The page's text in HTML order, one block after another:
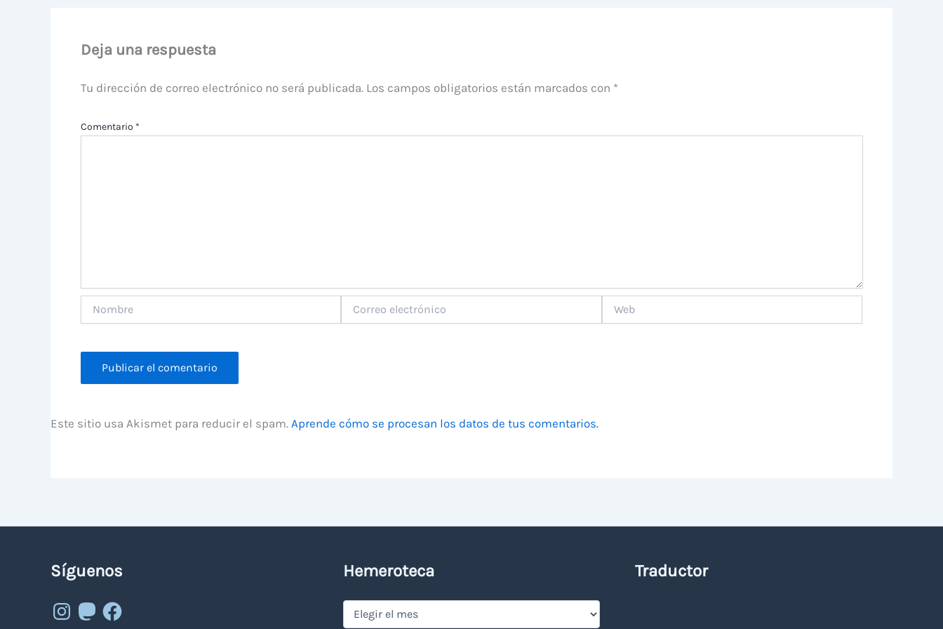
Deja una respuesta
Tu dirección de correo electrónico no será publicada. Los campos obligatorios están marcados con *
Comentario *
electrónico
Este sitio usa Akismet para reducir el spam. Aprende cómo se procesan los datos de tus comentarios.
Síguenos
Instagram
MastodonFacebook
Hemeroteca
Hemeroteca
Traductor